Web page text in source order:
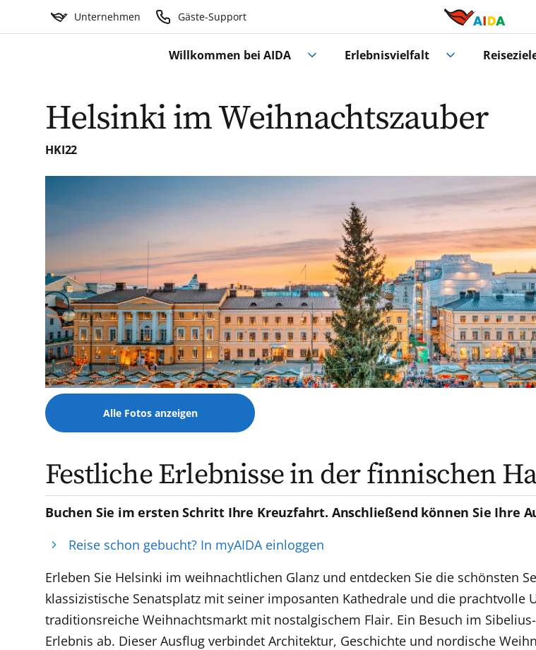
Unternehmen Gäste-Support
Willkommen bei AIDA Erlebnisvielfalt
Helsinki im Weihnachtszauber
HKI22
Alle Fotos anzeigen
Festliche Erlebnisse in der finnischen
Buchen Sie im ersten Schritt Ihre Kreuzfahrt. Anschließend können Sie Ihre
Reise schon gebucht? In myAIDA einloggen
Erleben Sie Helsinki im weihnachtlichen Glanz und entdecken Sie die schönsten
klassizistische Senatsplatz mit seiner imposanten Kathedrale und die prachtvolle
traditionsreiche Weihnachtsmarkt mit nostalgischem Flair. Ein Besuch im
Erlebnis ab. Dieser Ausflug verbindet Architektur, Geschichte und nordische